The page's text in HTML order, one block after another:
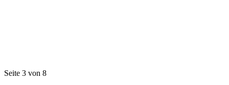
Seite 3 von 8